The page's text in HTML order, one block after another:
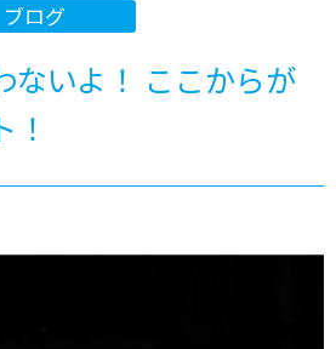
ブログ
ないよ！ ここからが